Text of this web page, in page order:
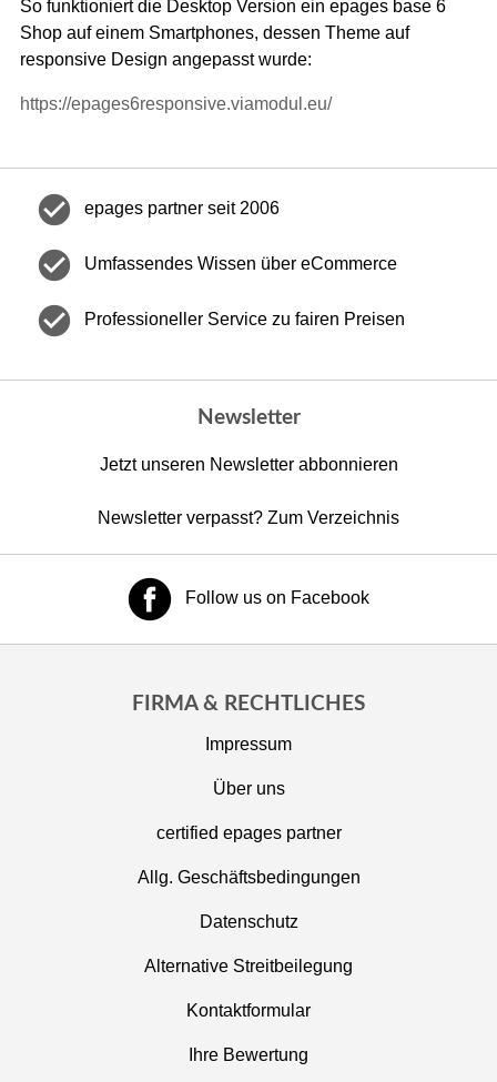
So funktioniert die Desktop Version ein epages base 6
Shop auf einem Smartphones, dessen Theme auf
responsive Design angepasst wurde:
https://epages6responsive.viamodul.eu/
check_circle epages partner seit 2006
check_circle Umfassendes Wissen über eCommerce
check_circle Professioneller Service zu fairen Preisen
Newsletter
Jetzt unseren Newsletter abbonnieren
Newsletter verpasst? Zum Verzeichnis
Follow us on Facebook
FIRMA & RECHTLICHES
Impressum
Über uns
certified epages partner
Allg. Geschäftsbedingungen
Datenschutz
Alternative Streitbeilegung
Kontaktformular
Ihre Bewertung